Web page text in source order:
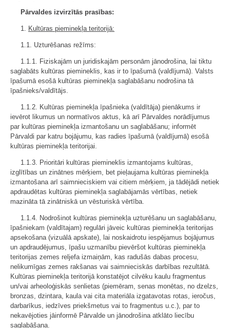
Pārvaldes izvirzītās prasības:
1. Kultūras pieminekļa teritorijā:
1.1. Uzturēšanas režīms:
1.1.1. Fiziskajām un juridiskajām personām jānodrošina, lai tiktu
saglabāts kultūras piemineklis, kas ir to īpašumā (valdījumā). Valsts
īpašumā esošā kultūras pieminekļa saglabāšanu nodrošina tā
īpašnieks/valdītājs.
1.1.2. Kultūras pieminekļa īpašnieka (valdītāja) pienākums ir
ievērot likumus un normatīvos aktus, kā arī Pārvaldes norādījumus
par kultūras pieminekļa izmantošanu un saglabāšanu; informēt
Pārvaldi par katru bojājumu, kas radies īpašumā (valdījumā) esošā
kultūras pieminekļa teritorijai.
1.1.3. Prioritāri kultūras piemineklis izmantojams kultūras,
izglītības un zinātnes mērķiem, bet pieļaujama kultūras pieminekļa
izmantošana arī saimnieciskiem vai citiem mērķiem, ja tādējādi netiek
apdraudētas kultūras pieminekļa saglabājamās vērtības, netiek
mazināta tā zinātniskā un vēsturiskā vērtība.
1.1.4. Nodrošinot kultūras pieminekļa uzturēšanu un saglabāšanu,
īpašniekam (valdītajam) regulāri jāveic kultūras pieminekļa teritorijas
apsekošana (vizuālā apskate), lai noskaidrotu iespējamus bojājumus
un apdraudējumus, īpašu uzmanību pievēršot kultūras pieminekļa
teritorijas zemes reljefa izmaiņām, kas radušās dabas procesu,
nelikumīgas zemes rakšanas vai saimnieciskās darbības rezultātā.
Kultūras pieminekļa teritorijā konstatējot cilvēku kaulu fragmentus
un/vai arheoloģiskās senlietas (piemēram, senas monētas, no dzelzs,
bronzas, dzintara, kaula vai cita materiāla izgatavotas rotas, ieročus,
darbarīkus, iedzīves priekšmetus vai to fragmentus u.c.), par to
nekavējoties jāinformē Pārvalde un jānodrošina atklāto liecību
saglabāšana.